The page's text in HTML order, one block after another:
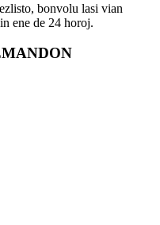
bonvolu lasi vian
ene de 24 horoj.